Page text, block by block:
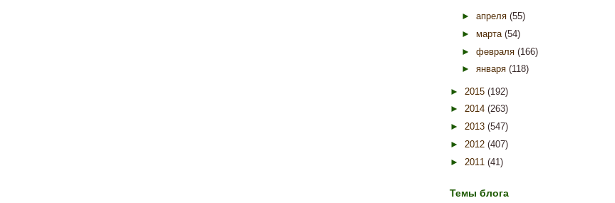
► апреля (55)
► марта (54)
► февраля (166)
► января (118)
► 2015 (192)
► 2014 (263)
► 2013 (547)
► 2012 (407)
► 2011 (41)
Темы блога